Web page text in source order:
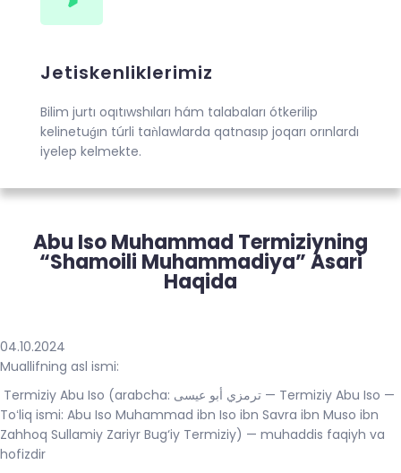
Jetiskenliklerimiz
Bilim jurtı oqıtıwshıları hám talabaları ótkerilip
kelinetuǵın túrli taǹlawlarda qatnasıp joqarı orınlardı
iyelep kelmekte.
Abu Iso Muhammad Termiziyning
“Shamoili Muhammadiya” Asari
Haqida
04.10.2024
Muallifning asl ismi:
Termiziy Abu Iso (arabcha: ترمزي أبو عيسى — Termiziy Abu Iso —
Toʻliq ismi: Abu Iso Muhammad ibn Iso ibn Savra ibn Muso ibn
Zahhoq Sullamiy Zariyr Bug‘iy Termiziy) — muhaddis faqiyh va
hofizdir